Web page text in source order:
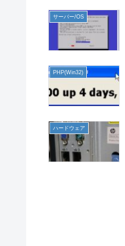
サーバー/OS
PHP(Win32)
ハードウェア